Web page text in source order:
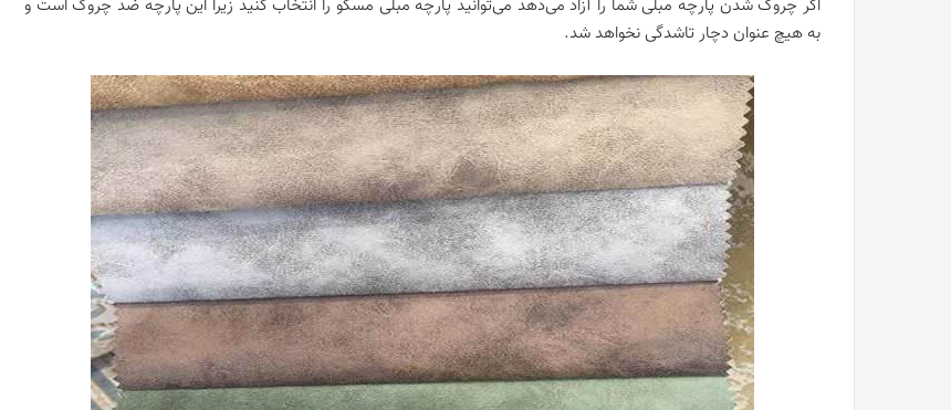
اگر چروک شدن پارچه مبلی شما را آزاد می‌دهد می‌توانید پارچه مبلی مسکو را انتخاب کنید زیرا این پارچه ضد چروک است و
به هیچ عنوان دچار تاشدگی نخواهد شد.